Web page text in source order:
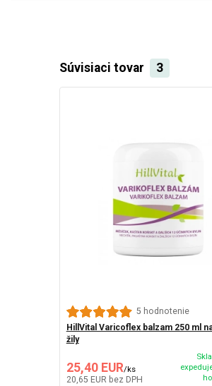
Súvisiaci tovar 3
5 hodnotenie
HillVital Varicoflex balzam 250 ml
žily
25,40 EUR/ks
20,65 EUR bez DPH